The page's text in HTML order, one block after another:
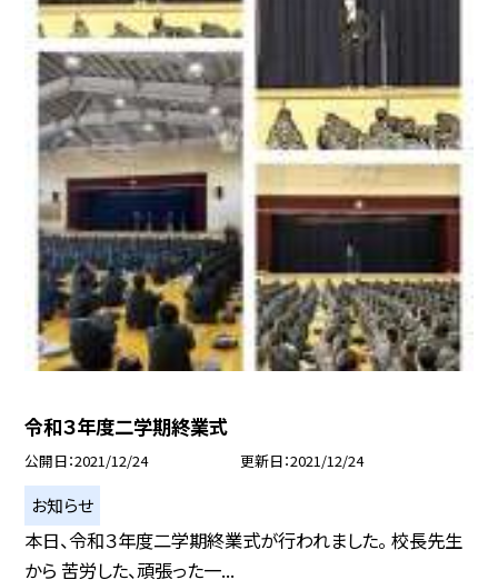
令和３年度二学期終業式
公開日 2021/12/24 更新日 2021/12/24
お知らせ
本日、令和３年度二学期終業式が行われました。 校長先生
から 苦労した、頑張った一...